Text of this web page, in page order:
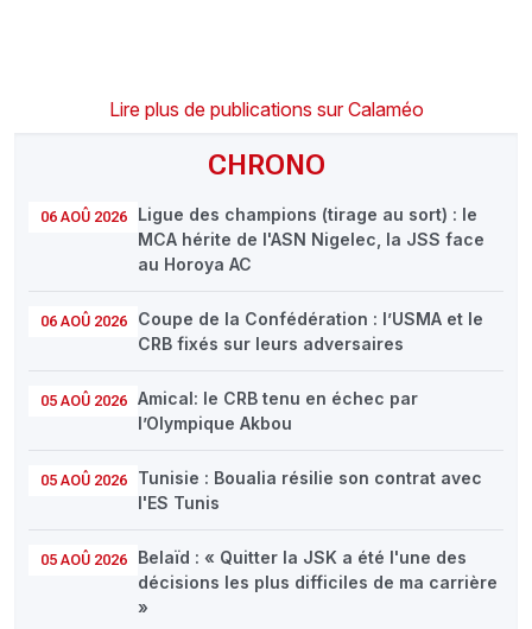
CHRONO
06 AOÛ 2026
Ligue des champions (tirage au sort) : le
MCA hérite de l'ASN Nigelec, la JSS face
au Horoya AC
06 AOÛ 2026
Coupe de la Confédération : l’USMA et le
CRB fixés sur leurs adversaires
05 AOÛ 2026
Amical: le CRB tenu en échec par
l’Olympique Akbou
05 AOÛ 2026
Tunisie : Boualia résilie son contrat avec
l'ES Tunis
05 AOÛ 2026
Belaïd : « Quitter la JSK a été l'une des
décisions les plus difficiles de ma carrière
»
Lire plus de publications sur Calaméo